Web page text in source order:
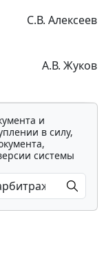
С.В. Алексеев
А.В. Жуков
и
в силу,
системы